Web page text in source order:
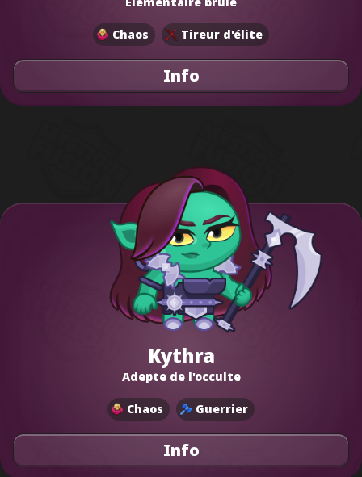
Chaos Tireur d'élite
Info
Kythra
Adepte de l'occulte
Chaos Guerrier
Info